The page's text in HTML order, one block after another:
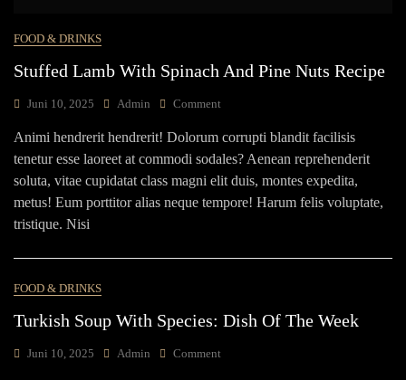
FOOD & DRINKS
Stuffed Lamb With Spinach And Pine Nuts Recipe
Juni 10, 2025 Admin Comment
Animi hendrerit hendrerit! Dolorum corrupti blandit facilisis
tenetur esse laoreet at commodi sodales? Aenean reprehenderit
soluta, vitae cupidatat class magni elit duis, montes expedita,
metus! Eum porttitor alias neque tempore! Harum felis voluptate,
tristique. Nisi
FOOD & DRINKS
Turkish Soup With Species: Dish Of The Week
Juni 10, 2025 Admin Comment